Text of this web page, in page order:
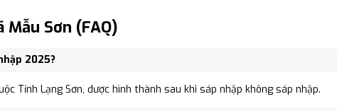
Mẫu Sơn (FAQ)
2025?
Tỉnh Lạng Sơn, được hình thành sau khi sáp nhập không sáp nhập.